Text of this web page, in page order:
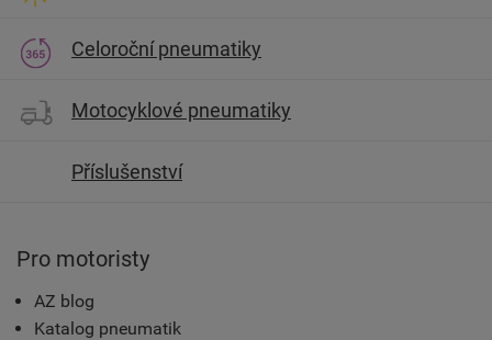
Celoroční pneumatiky
Motocyklové pneumatiky
Příslušenství
Pro motoristy
AZ blog
Katalog pneumatik